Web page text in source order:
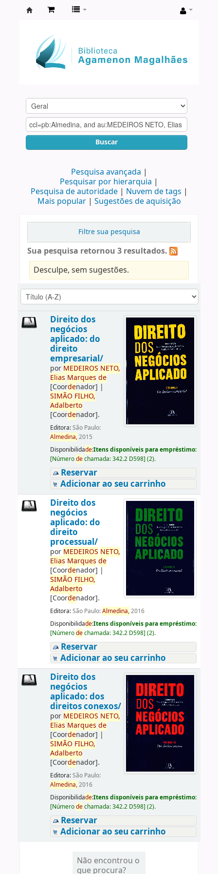
Agamenon
Magalhães
Buscar
Pesquisa avançada
Pesquisar por hierarquia
Pesquisa de autoridade
Nuvem de tags
Mais popular
Sugestões de aquisição
Filtre sua pesquisa
Sua pesquisa retornou 3 resultados.
Desculpe, sem sugestões.
Direito dos
negócios
aplicado: do
direito
empresarial/
por MEDEIROS NETO,
Elias Marques de
[Coordenador] |
SIMÃO FILHO,
Adalberto
[Coordenador].
Editora:São Paulo:
Almedina,2015
Disponibilidade:Itens disponíveis para empréstimo:
[Númerodechamada:342.2 D598] (2).
Reservar
Adicionar ao seu carrinho
Direito dos
negócios
aplicado: do
direito
processual/
por MEDEIROS NETO,
Elias Marques de
[Coordenador] |
SIMÃO FILHO,
Adalberto
[Coordenador].
Editora:São Paulo:Almedina,2016
Disponibilidade:Itens disponíveis para empréstimo:
[Númerodechamada:342.2 D598] (2).
Reservar
Adicionar ao seu carrinho
Direito dos
negócios
aplicado: dos
direitos conexos/
por MEDEIROS NETO,
Elias Marques de
[Coordenador] |
SIMÃO FILHO,
Adalberto
[Coordenador].
Editora:São Paulo:
Almedina,2016
Disponibilidade:Itens disponíveis para empréstimo:
[Númerodechamada:342.2 D598] (2).
Reservar
Adicionar ao seu carrinho
Não encontrou o
que procura?